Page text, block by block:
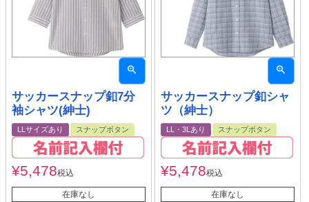
サッカースナップ釦7分
袖シャツ(紳士)
LLサイズあり スナップボタン
¥5,478税込
在庫なし
サッカースナップ釦シャ
ツ（紳士）
LL・3Lあり スナップボタン
¥5,478税込
在庫なし